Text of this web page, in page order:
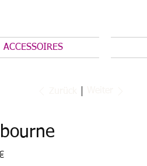
ACCESSOIRES